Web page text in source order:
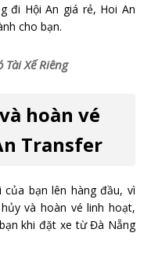
đi Hội An giá rẻ, Hoi An
cho bạn.
Tài Xế Riêng
hoàn vé
Transfer
bạn lên hàng đầu, vì
và hoàn vé linh hoạt,
khi đặt xe từ Đà Nẵng